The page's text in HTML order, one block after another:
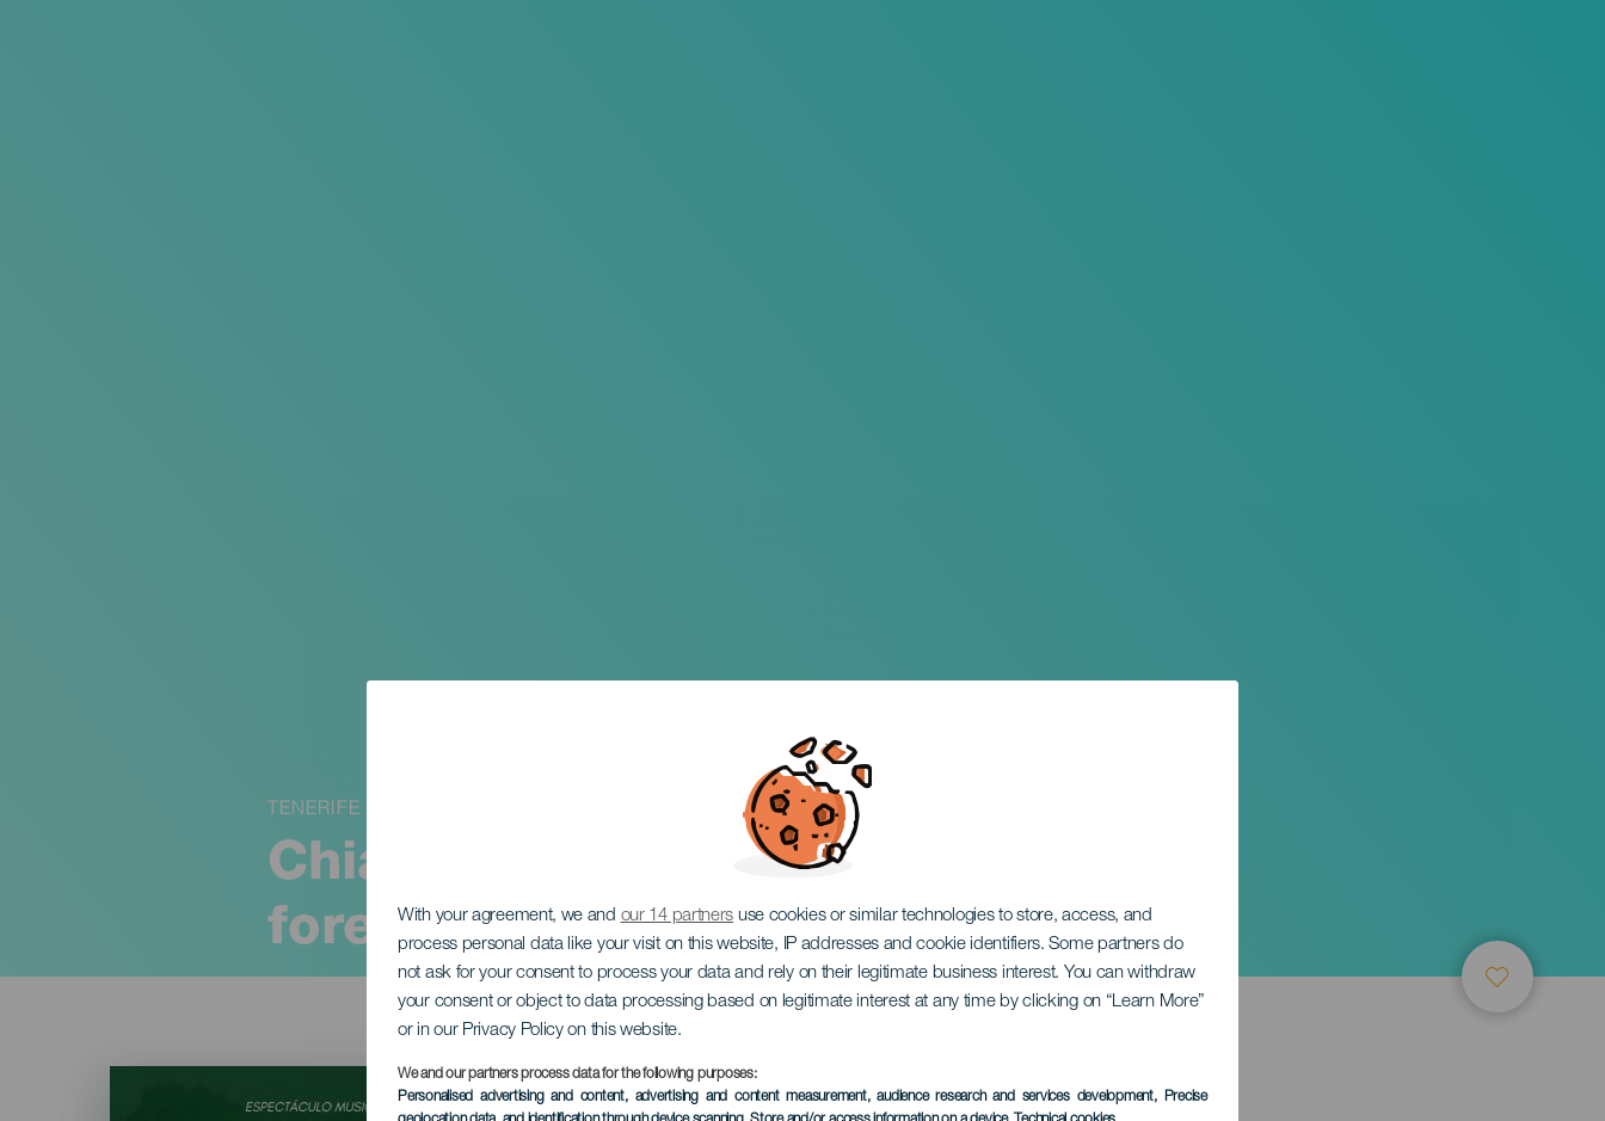
With your agreement, we and our 14 partners use cookies or similar technologies to store, access, and
process personal data like your visit on this website, IP addresses and cookie identifiers. Some partners do
not ask for your consent to process your data and rely on their legitimate business interest. You can withdraw
your consent or object to data processing based on legitimate interest at any time by clicking on “Learn More”
or in our Privacy Policy on this website.
We and our partners process data for the following purposes:
Personalised advertising and content, advertising and content measurement, audience research and services development, Precise
Chiama Solidario. Insieme per le
foreste di Tenerife
TENERIFE
EVENTO PASSATO